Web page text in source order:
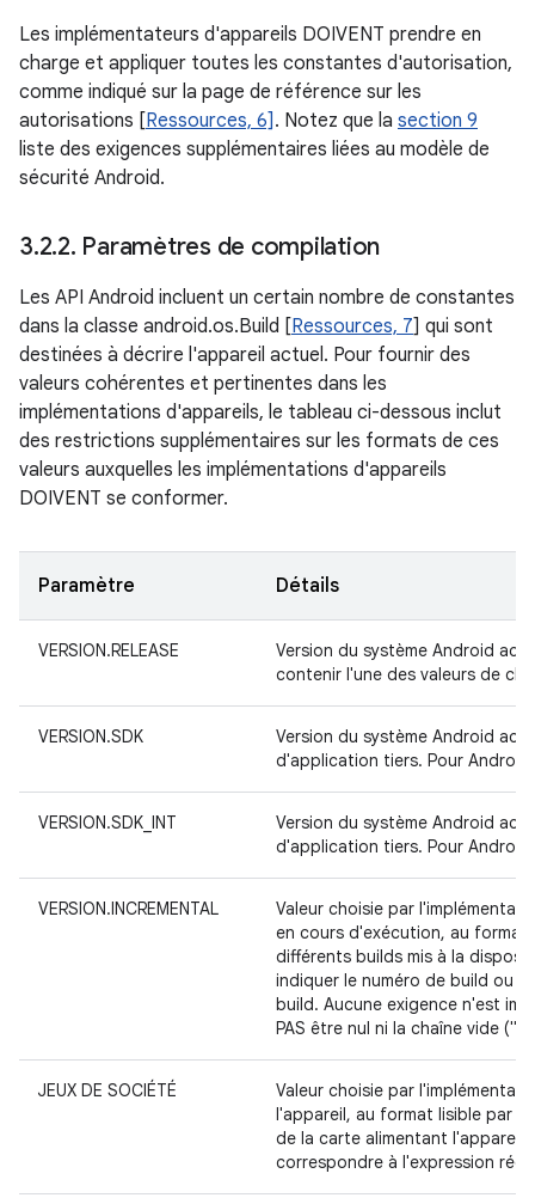
Les implémentateurs d'appareils DOIVENT prendre en
charge et appliquer toutes les constantes d'autorisation,
comme indiqué sur la page de référence sur les
autorisations [Ressources, 6] . Notez que la section 9
liste des exigences supplémentaires liées au modèle de
sécurité Android.
3.2.2. Paramètres de compilation
Les API Android incluent un certain nombre de constantes
dans la classe android.os.Build [Ressources, 7] qui sont
destinées à décrire l'appareil actuel. Pour fournir des
valeurs cohérentes et pertinentes dans les
implémentations d'appareils, le tableau ci-dessous inclut
des restrictions supplémentaires sur les formats de ces
valeurs auxquelles les implémentations d'appareils
DOIVENT se conformer.
Paramètre Détails
VERSION.RELEASE
Version du système Android
contenir l'une des valeurs de
VERSION.SDK
Version du système Android
d'application tiers. Pour Android
VERSION.SDK_INT
Version du système Android
d'application tiers. Pour Android
VERSION.INCREMENTAL
Valeur choisie par
en cours d'exécution, au format
différents builds mis à la
indiquer le numéro de build ou
build. Aucune exigence n'est
PAS être nul ni la chaîne vide ("").
JEUX DE SOCIÉTÉ
Valeur choisie par
l'appareil, au format lisible par
de la carte alimentant l'appareil.
correspondre à l'expression